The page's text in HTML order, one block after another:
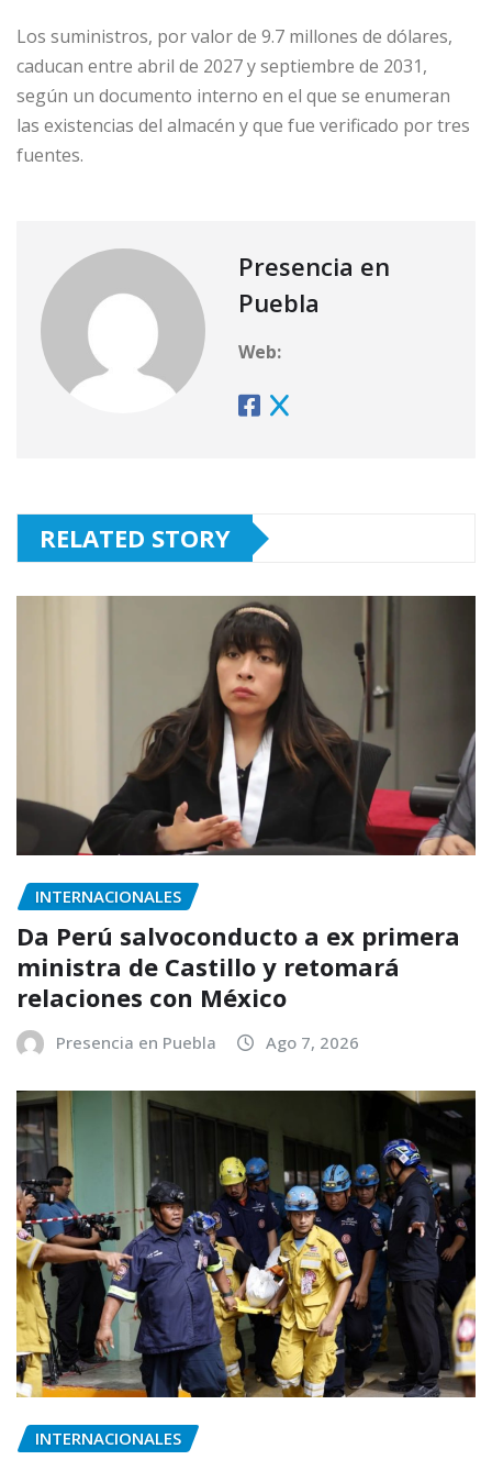
Los suministros, por valor de 9.7 millones de dólares,
caducan entre abril de 2027 y septiembre de 2031,
según un documento interno en el que se enumeran
las existencias del almacén y que fue verificado por tres
fuentes.
Presencia en
Puebla
Web:
RELATED STORY
INTERNACIONALES
Da Perú salvoconducto a ex primera
ministra de Castillo y retomará
relaciones con México
Presencia en Puebla Ago 7, 2026
INTERNACIONALES